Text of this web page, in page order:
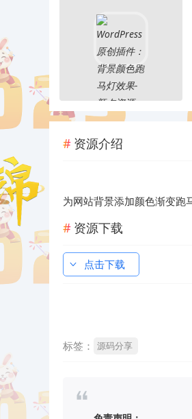
资源介绍
为网站背景添加颜色渐变跑
资源下载
点击下载
标签： 源码分享